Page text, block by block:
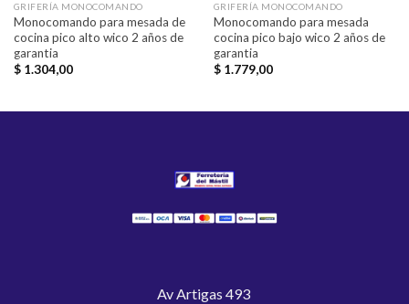
GRIFERÍA MONOCOMANDO
Monocomando para mesada de
cocina pico alto wico 2 años de
garantia
$1.304,00
GRIFERÍA MONOCOMANDO
Monocomando para mesada
cocina pico bajo wico 2 años de
garantia
$1.779,00
Av Artigas 493